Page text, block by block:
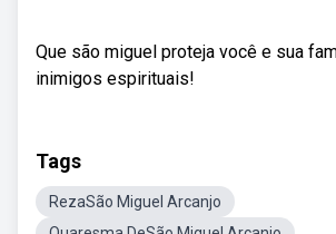
Que são miguel proteja você e sua
inimigos espirituais!
Tags
RezaSão Miguel Arcanjo